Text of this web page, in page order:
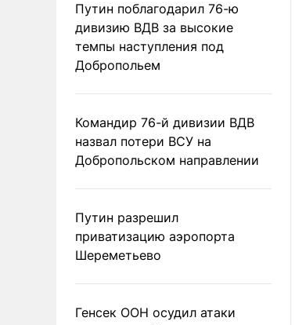
Путин поблагодарил 76-ю
дивизию ВДВ за высокие
темпы наступления под
Добропольем
Командир 76-й дивизии ВДВ
назвал потери ВСУ на
Добропольском направлении
Путин разрешил
приватизацию аэропорта
Шереметьево
Генсек ООН осудил атаки